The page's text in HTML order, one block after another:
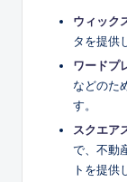
ウィック
タを提供
ワードプ
などのた
す。
スクエア
で、不動
トを提供